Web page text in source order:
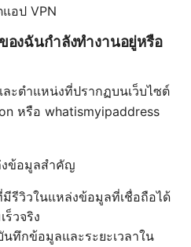
อป VPN
องฉันกำลังทำงานอยู่หรือ
ะตำแหน่งที่ปรากฏบนเว็บไซต์
หรือ whatismyipaddress
งข้อมูลสำคัญ
รีวิวในแหล่งข้อมูลที่เชื่อถือได้
วจริง
ทึกข้อมูลและระยะเวลาใน